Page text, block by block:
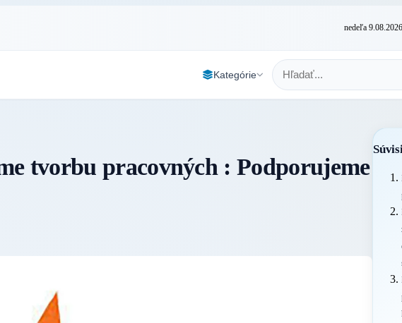
nedeľa 9.08.2026
Kategórie
tvorbu pracovných : Podporujeme